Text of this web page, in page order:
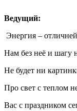
Ведущий:
Энергия –
Нам без неё и шагу
Не будет ни
Про свет с теплом
Вас с праздником